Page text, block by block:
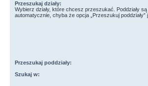
Przeszukaj działy:
Wybierz działy, które chcesz przeszukać. Poddziały
automatycznie, chyba że opcja „Przeszukuj poddziały”
Przeszukaj poddziały:
Szukaj w: